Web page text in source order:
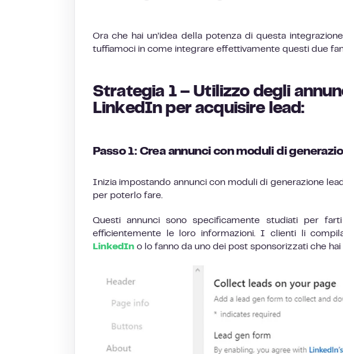
Ora che hai un’idea della potenza di questa
tuffiamoci in come integrare effettivamente questi due
Strategia 1 – Utilizzo degli
LinkedIn per acquisire lead:
Passo 1: Crea annunci con moduli di
Inizia impostando annunci con moduli di generazione
per poterlo fare.
Questi annunci sono specificamente studiati per
efficientemente le loro informazioni. I clienti li
LinkedIn o lo fanno da uno dei post sponsorizzati che hai